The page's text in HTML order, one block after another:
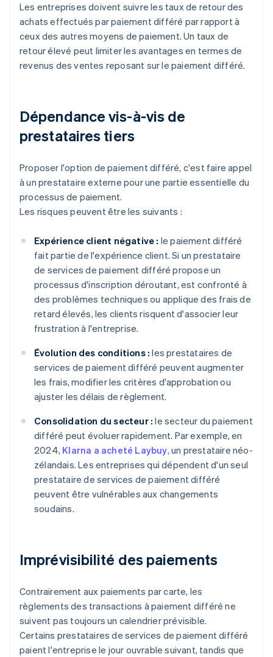
Les entreprises doivent suivre les taux de retour des
achats effectués par paiement différé par rapport à
ceux des autres moyens de paiement. Un taux de
retour élevé peut limiter les avantages en termes de
revenus des ventes reposant sur le paiement différé.
Dépendance vis-à-vis de
prestataires tiers
Proposer l'option de paiement différé, c'est faire appel
à un prestataire externe pour une partie essentielle du
processus de paiement.
Les risques peuvent être les suivants :
Expérience client négative : le paiement différé
fait partie de l'expérience client. Si un prestataire
de services de paiement différé propose un
processus d'inscription déroutant, est confronté à
des problèmes techniques ou applique des frais de
retard élevés, les clients risquent d'associer leur
frustration à l'entreprise.
Évolution des conditions : les prestataires de
services de paiement différé peuvent augmenter
les frais, modifier les critères d'approbation ou
ajuster les délais de règlement.
Consolidation du secteur : le secteur du paiement
différé peut évoluer rapidement. Par exemple, en
2024, Klarna a acheté Laybuy, un prestataire néo-
zélandais. Les entreprises qui dépendent d'un seul
prestataire de services de paiement différé
peuvent être vulnérables aux changements
soudains.
Imprévisibilité des paiements
Contrairement aux paiements par carte, les
règlements des transactions à paiement différé ne
suivent pas toujours un calendrier prévisible.
Certains prestataires de services de paiement différé
paient l'entreprise le jour ouvrable suivant, tandis que